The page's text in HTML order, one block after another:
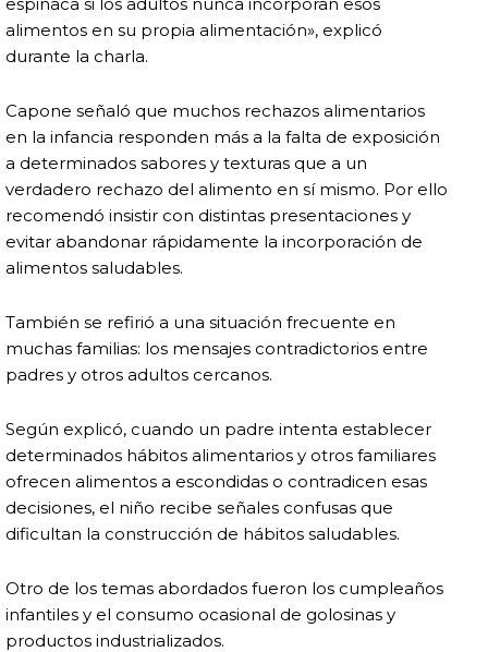
alimentos en su propia alimentación», explicó
durante la charla.
Capone señaló que muchos rechazos alimentarios
en la infancia responden más a la falta de exposición
a determinados sabores y texturas que a un
verdadero rechazo del alimento en sí mismo. Por ello
recomendó insistir con distintas presentaciones y
evitar abandonar rápidamente la incorporación de
alimentos saludables.
También se refirió a una situación frecuente en
muchas familias: los mensajes contradictorios entre
padres y otros adultos cercanos.
Según explicó, cuando un padre intenta establecer
determinados hábitos alimentarios y otros familiares
ofrecen alimentos a escondidas o contradicen esas
decisiones, el niño recibe señales confusas que
dificultan la construcción de hábitos saludables.
Otro de los temas abordados fueron los cumpleaños
infantiles y el consumo ocasional de golosinas y
productos industrializados.